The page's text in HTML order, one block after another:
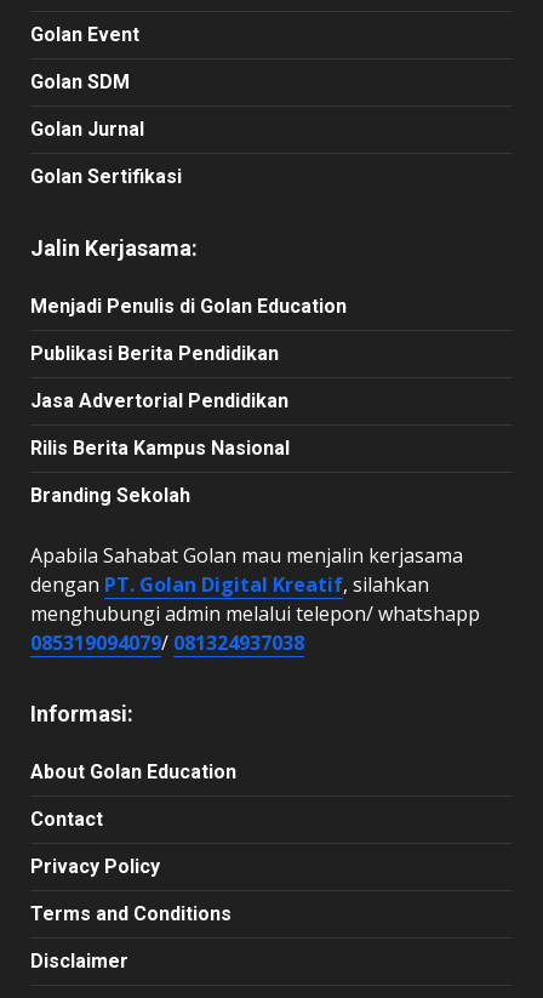
Golan Event
Golan SDM
Golan Jurnal
Golan Sertifikasi
Jalin Kerjasama:
Menjadi Penulis di Golan Education
Publikasi Berita Pendidikan
Jasa Advertorial Pendidikan
Rilis Berita Kampus Nasional
Branding Sekolah
Apabila Sahabat Golan mau menjalin kerjasama
dengan PT. Golan Digital Kreatif, silahkan
menghubungi admin melalui telepon/ whatshapp
085319094079/ 081324937038
Informasi:
About Golan Education
Contact
Privacy Policy
Terms and Conditions
Disclaimer